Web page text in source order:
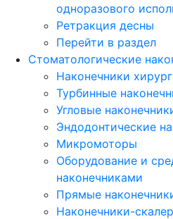
одноразового
Ретракция десны
Перейти в раздел
Стоматологические
Наконечники
Турбинные
Угловые
Эндодонтические
Микромоторы
Оборудование и
наконечниками
Прямые
Наконечники-